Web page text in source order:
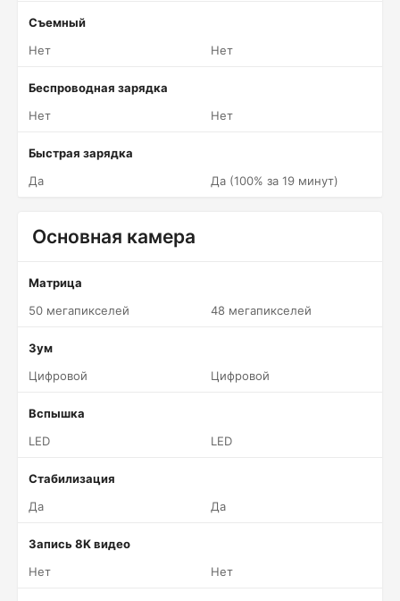
Съемный
Нет
Нет
Беспроводная зарядка
Нет
Нет
Быстрая зарядка
Да
Да (100% за 19 минут)
Основная камера
Матрица
50 мегапикселей
48 мегапикселей
Зум
Цифровой
Цифровой
Вспышка
LED
LED
Стабилизация
Да
Да
Запись 8K видео
Нет
Нет